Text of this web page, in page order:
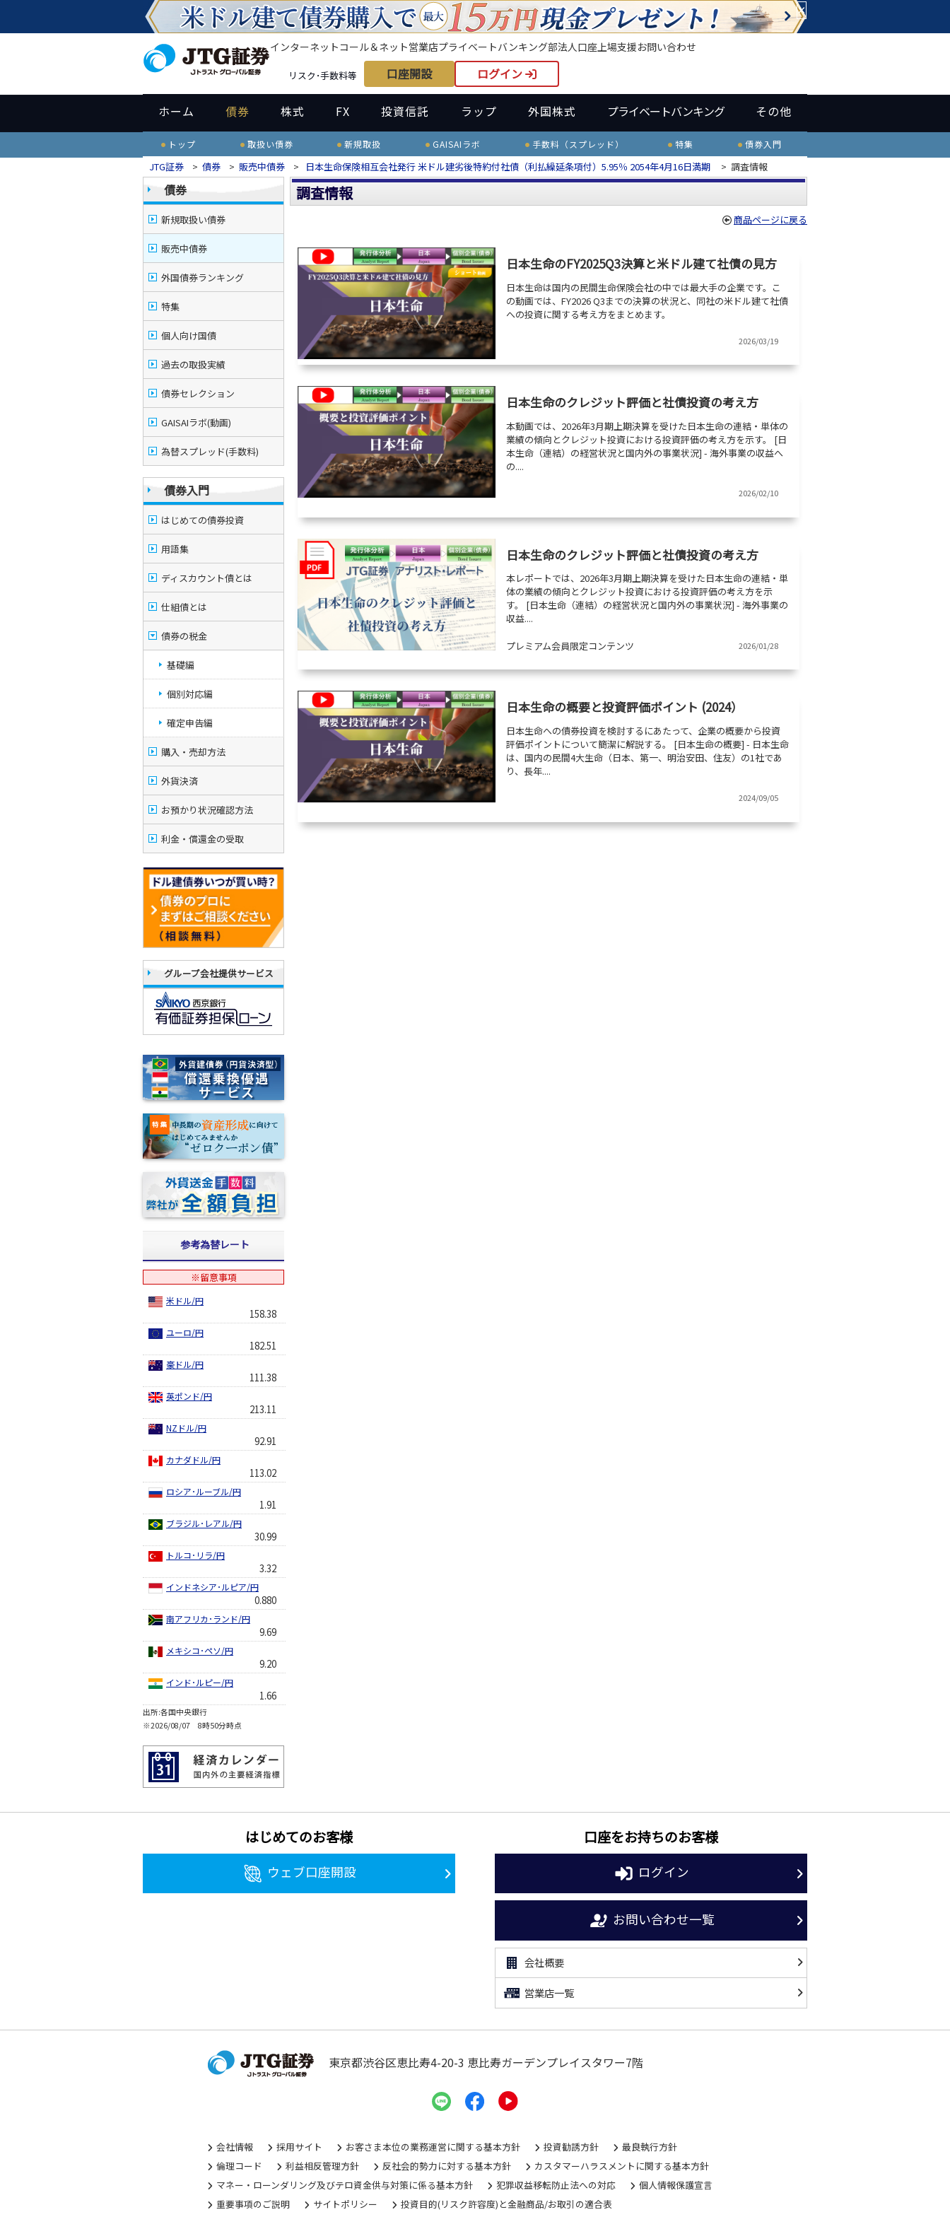
×
インターネットコール＆ネット営業店プライベートバンキング部法人口座上場支援お問い合わせ
リスク･手数料等 口座開設 ログイン
ホーム 債券 株式 FX 投資信託 ラップ 外国株式 プライベートバンキング その他
トップ 取扱い債券 新規取扱 GAISAIラボ 手数料（スプレッド） 特集 債券入門
JTG証券 > 債券 > 販売中債券 > 日本生命保険相互会社発行 米ドル建劣後特約付社債（利払繰延条項付）5.95％ 2054年4月16日満期 > 調査情報
調査情報
商品ページに戻る
日本生命のFY2025Q3決算と米ドル建て社債の見方
日本生命は国内の民間生命保険会社の中では最大手の企業です。こ
の動画では、FY2026 Q3までの決算の状況と、同社の米ドル建て社債
への投資に関する考え方をまとめます。
2026/03/19
日本生命のクレジット評価と社債投資の考え方
本動画では、2026年3月期上期決算を受けた日本生命の連結・単体の
業績の傾向とクレジット投資における投資評価の考え方を示す。 [日
本生命（連結）の経営状況と国内外の事業状況] - 海外事業の収益へ
の....
2026/02/10
日本生命のクレジット評価と社債投資の考え方
本レポートでは、2026年3月期上期決算を受けた日本生命の連結・単
体の業績の傾向とクレジット投資における投資評価の考え方を示
す。 [日本生命（連結）の経営状況と国内外の事業状況] - 海外事業の
収益....
プレミアム会員限定コンテンツ 2026/01/28
日本生命の概要と投資評価ポイント (2024）
日本生命への債券投資を検討するにあたって、企業の概要から投資
評価ポイントについて簡潔に解説する。 [日本生命の概要] - 日本生命
は、国内の民間4大生命（日本、第一、明治安田、住友）の1社であ
り、長年....
2024/09/05
債券
新規取扱い債券
販売中債券
外国債券ランキング
特集
個人向け国債
過去の取扱実績
債券セレクション
GAISAIラボ(動画)
為替スプレッド(手数料)
債券入門
はじめての債券投資
用語集
ディスカウント債とは
仕組債とは
債券の税金
基礎編
個別対応編
確定申告編
購入・売却方法
外貨決済
お預かり状況確認方法
利金・償還金の受取
グループ会社提供サービス
参考為替レート
※留意事項
米ドル/円
158.38
ユーロ/円
182.51
豪ドル/円
111.38
英ポンド/円
213.11
NZドル/円
92.91
カナダドル/円
113.02
ロシア･ルーブル/円
1.91
ブラジル･レアル/円
30.99
トルコ･リラ/円
3.32
インドネシア･ルピア/円
0.880
南アフリカ･ランド/円
9.69
メキシコ･ペソ/円
9.20
インド･ルピー/円
1.66
出所:各国中央銀行
※2026/08/07 8時50分時点
はじめてのお客様
ウェブ口座開設
口座をお持ちのお客様
ログイン
お問い合わせ一覧
会社概要
営業店一覧
東京都渋谷区恵比寿4-20-3 恵比寿ガーデンプレイスタワー7階
会社情報 採用サイト お客さま本位の業務運営に関する基本方針 投資勧誘方針
最良執行方針
倫理コード
利益相反管理方針 反社会的勢力に対する基本方針
カスタマーハラスメントに関する基本方針
マネー・ローンダリング及びテロ資金供与対策に係る基本方針
犯罪収益移転防止法への対応
個人情報保護宣言
重要事項のご説明
サイトポリシー 投資目的(リスク許容度)と金融商品/お取引の適合表